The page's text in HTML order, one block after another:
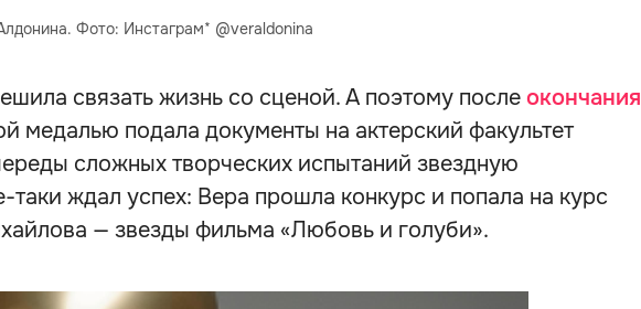
Фото: Инстаграм* @veraldonina
связать жизнь со сценой. А поэтому после окончания
медалью подала документы на актерский факультет
сложных творческих испытаний звездную
таки ждал успех: Вера прошла конкурс и попала на курс
— звезды фильма «Любовь и голуби».